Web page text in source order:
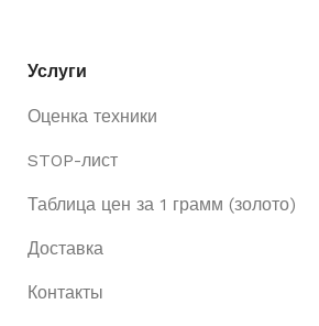
Услуги
Оценка техники
STOP-лист
Таблица цен за 1 грамм (золото)
Доставка
Контакты